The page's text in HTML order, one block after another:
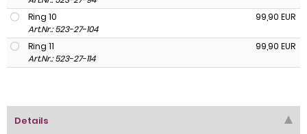
Ring 10
99,90 EUR
Art.Nr.: 523-27-104
Ring 11
99,90 EUR
Art.Nr.: 523-27-114
Details